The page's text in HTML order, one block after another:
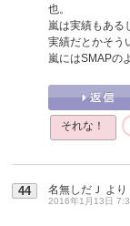
也。
嵐は実績もある
実績だとかそう
嵐にはSMAPの
それな！
44 名無しだＪ より
2016年1月13日